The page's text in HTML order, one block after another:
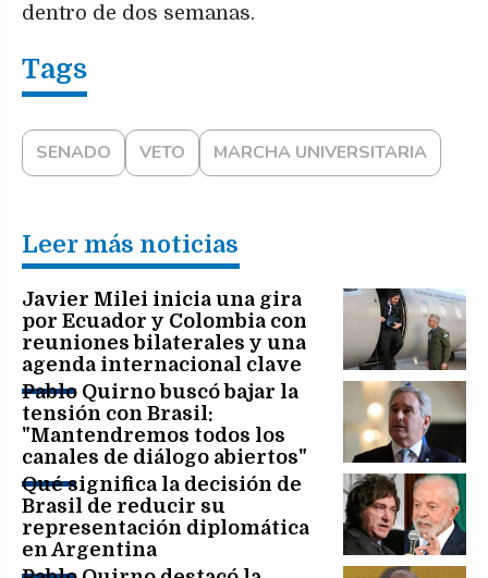
dentro de dos semanas.
SENADO VETO MARCHA UNIVERSITARIA
Leer más noticias
Javier Milei inicia una gira
por Ecuador y Colombia con
reuniones bilaterales y una
agenda internacional clave
Pablo Quirno buscó bajar la
tensión con Brasil:
"Mantendremos todos los
canales de diálogo abiertos"
Qué significa la decisión de
Brasil de reducir su
representación diplomática
en Argentina